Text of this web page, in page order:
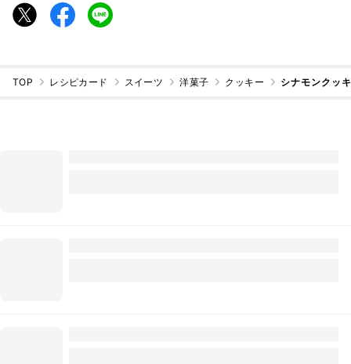
TOP レシピカード スイーツ 洋菓子 クッキー シナモンクッ